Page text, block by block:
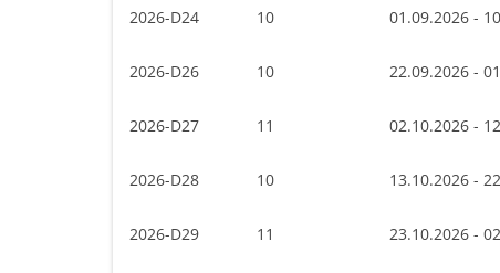
2026-D24 10 01.09.2026 -
2026-D26 10 22.09.2026 -
2026-D27 11 02.10.2026 -
2026-D28 10 13.10.2026 -
2026-D29 11 23.10.2026 -